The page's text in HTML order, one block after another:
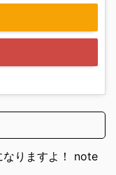
なりますよ！ note